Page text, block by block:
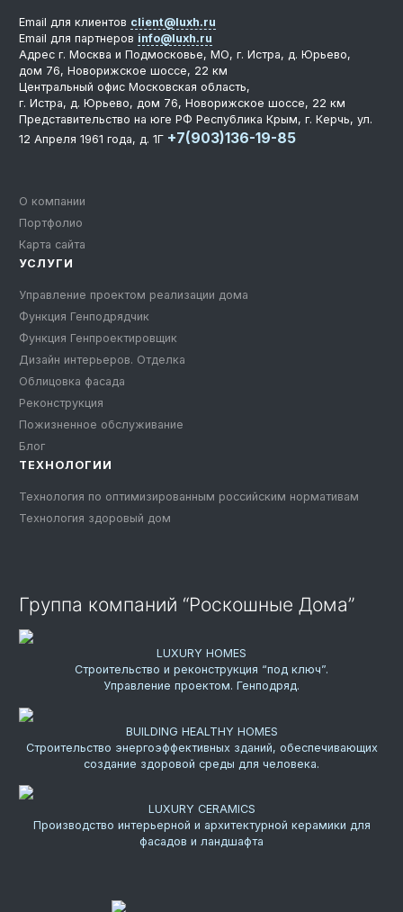
Реконструкция
Пожизненное обслуживание
Технология по улучшенным российским нормативам
О компании
Портфолио
Карта сайта
УСЛУГИ
Управление проектом реализации дома
Функция Генподрядчик
Функция Генпроектировщик
Дизайн интерьеров. Отделка
Облицовка фасада
Реконструкция
Пожизненное обслуживание
Блог
ТЕХНОЛОГИИ
Технология по оптимизированным российским нормативам
Технология здоровый дом
Email для клиентов client@luxh.ru
Email для партнеров info@luxh.ru
Адрес г. Москва и Подмосковье, МО, г. Истра, д. Юрьево,
дом 76, Новорижское шоссе, 22 км
Центральный офис Московская область,
г. Истра, д. Юрьево, дом 76, Новорижское шоссе, 22 км
Представительство на юге РФ Республика Крым, г. Керчь, ул.
12 Апреля 1961 года, д. 1Г +7(903)136-19-85
Группа компаний “Роскошные Дома”
LUXURY HOMES
Строительство и реконструкция “под ключ”.
Управление проектом. Генподряд.
BUILDING HEALTHY HOMES
Строительство энергоэффективных зданий, обеспечивающих
создание здоровой среды для человека.
LUXURY CERAMICS
Производство интерьерной и архитектурной керамики для
фасадов и ландшафта